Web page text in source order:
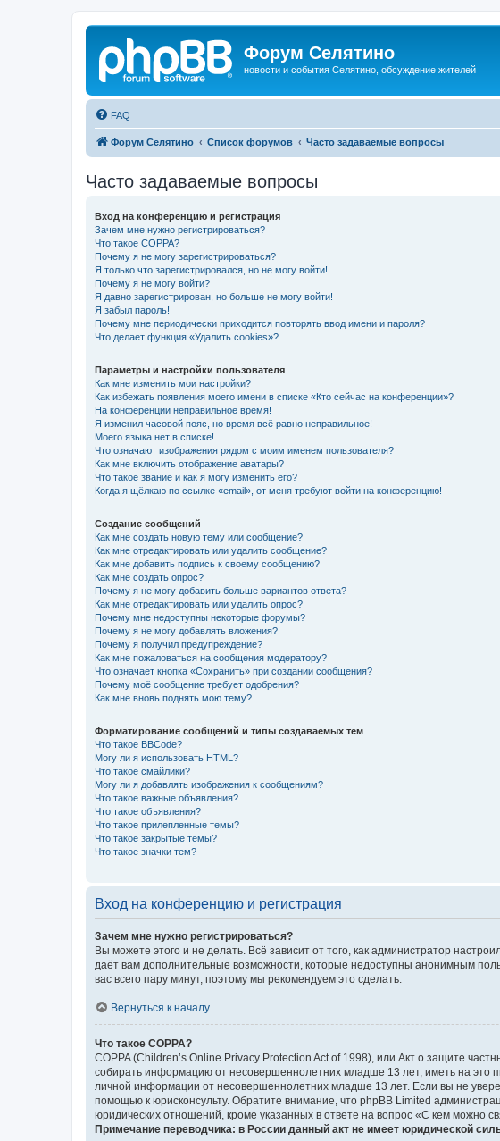
Форум Селятино
новости и события Селятино, обсуждение жителей
FAQ
Форум Селятино Список форумов Часто задаваемые вопросы
Часто задаваемые вопросы
Вход на конференцию и регистрация
Зачем мне нужно регистрироваться?
Что такое COPPA?
Почему я не могу зарегистрироваться?
Я только что зарегистрировался, но не могу войти!
Почему я не могу войти?
Я давно зарегистрирован, но больше не могу войти!
Я забыл пароль!
Почему мне периодически приходится повторять ввод имени и пароля?
Что делает функция «Удалить cookies»?
Параметры и настройки пользователя
Как мне изменить мои настройки?
Как избежать появления моего имени в списке «Кто сейчас на конференции»?
На конференции неправильное время!
Я изменил часовой пояс, но время всё равно неправильное!
Моего языка нет в списке!
Что означают изображения рядом с моим именем пользователя?
Как мне включить отображение аватары?
Что такое звание и как я могу изменить его?
Когда я щёлкаю по ссылке «email», от меня требуют войти на конференцию!
Создание сообщений
Как мне создать новую тему или сообщение?
Как мне отредактировать или удалить сообщение?
Как мне добавить подпись к своему сообщению?
Как мне создать опрос?
Почему я не могу добавить больше вариантов ответа?
Как мне отредактировать или удалить опрос?
Почему мне недоступны некоторые форумы?
Почему я не могу добавлять вложения?
Почему я получил предупреждение?
Как мне пожаловаться на сообщения модератору?
Что означает кнопка «Сохранить» при создании сообщения?
Почему моё сообщение требует одобрения?
Как мне вновь поднять мою тему?
Форматирование сообщений и типы создаваемых тем
Что такое BBCode?
Могу ли я использовать HTML?
Что такое смайлики?
Могу ли я добавлять изображения к сообщениям?
Что такое важные объявления?
Что такое объявления?
Что такое прилепленные темы?
Что такое закрытые темы?
Что такое значки тем?
Вход на конференцию и регистрация
Зачем мне нужно регистрироваться?
Вы можете этого и не делать. Всё зависит от того, как администратор
даёт вам дополнительные возможности, которые недоступны анонимным
вас всего пару минут, поэтому мы рекомендуем это сделать.
Вернуться к началу
Что такое COPPA?
COPPA (Children’s Online Privacy Protection Act of 1998), или Акт о защите
собирать информацию от несовершеннолетних младше 13 лет, иметь на это
личной информации от несовершеннолетних младше 13 лет. Если вы не
помощью к юрисконсульту. Обратите внимание, что phpBB Limited
юридических отношений, кроме указанных в ответе на вопрос «С кем можно
Примечание переводчика: в России данный акт не имеет юридической